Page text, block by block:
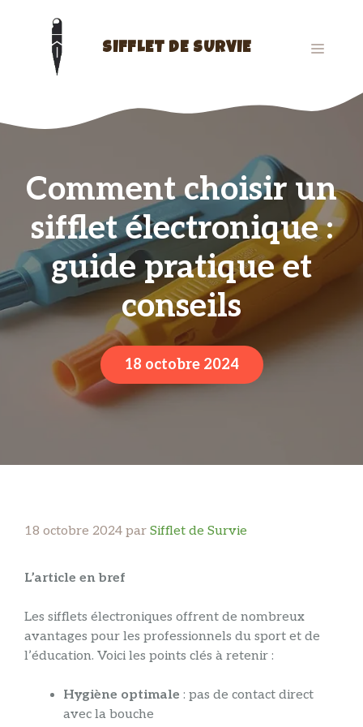
SIFFLET DE SURVIE MENU
Comment choisir un
sifflet électronique :
guide pratique et
conseils
18 octobre 2024
18 octobre 2024 par Sifflet de Survie
L’article en bref
Les sifflets électroniques offrent de nombreux
avantages pour les professionnels du sport et de
l’éducation. Voici les points clés à retenir :
Hygiène optimale : pas de contact direct
avec la bouche